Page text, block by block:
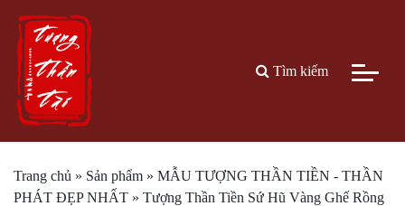
Tìm kiếm
Trang chủ » Sản phẩm » MẪU TƯỢNG THẦN TIỀN - THẦN
PHÁT ĐẸP NHẤT » Tượng Thần Tiền Sứ Hũ Vàng Ghế Rồng